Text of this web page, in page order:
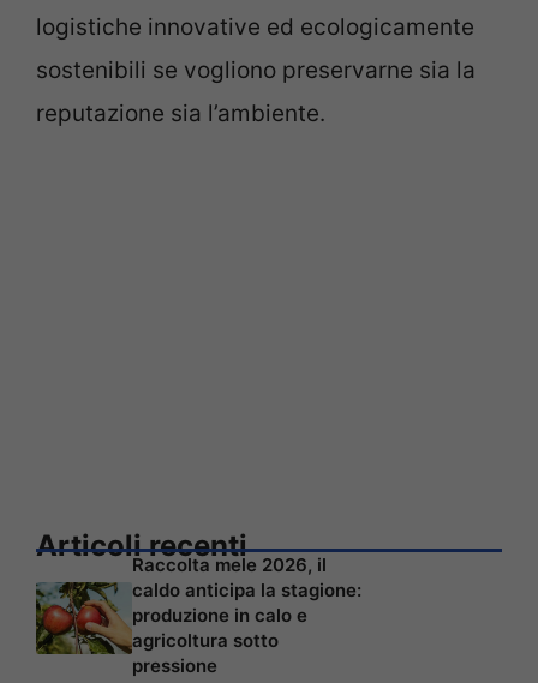
logistiche innovative ed ecologicamente
sostenibili se vogliono preservarne sia la
reputazione sia l’ambiente.
Articoli recenti
Raccolta mele 2026, il
caldo anticipa la stagione:
produzione in calo e
agricoltura sotto
pressione